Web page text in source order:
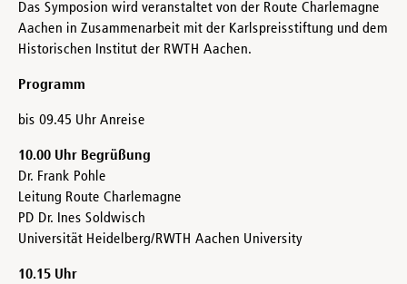
Das Symposion wird veranstaltet von der Route Charlemagne
Aachen in Zusammenarbeit mit der Karlspreisstiftung und dem
Historischen Institut der RWTH Aachen.
Programm
bis 09.45 Uhr Anreise
10.00 Uhr Begrüßung
Dr. Frank Pohle
Leitung Route Charlemagne
PD Dr. Ines Soldwisch
Universität Heidelberg/RWTH Aachen University
10.15 Uhr